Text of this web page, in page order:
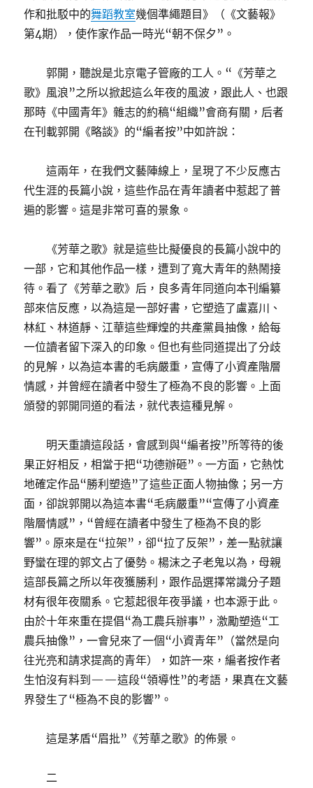
作和批駁中的舞蹈教室幾個準繩題目》（《文藝報》
第4期），使作家作品一時光“朝不保夕”。
郭開，聽說是北京電子管廠的工人。“《芳華之
歌》風浪”之所以掀起這么年夜的風波，跟此人、也跟
那時《中國青年》雜志的約稿“組織”會商有關，后者
在刊載郭開《略談》的“編者按”中如許說：
這兩年，在我們文藝陣線上，呈現了不少反應古
代生涯的長篇小說，這些作品在青年讀者中惹起了普
遍的影響。這是非常可喜的景象。
《芳華之歌》就是這些比擬優良的長篇小說中的
一部，它和其他作品一樣，遭到了寬大青年的熱鬧接
待。看了《芳華之歌》后，良多青年同道向本刊編纂
部來信反應，以為這是一部好書，它塑造了盧嘉川、
林紅、林道靜、江華這些輝煌的共產黨員抽像，給每
一位讀者留下深入的印象。但也有些同道提出了分歧
的見解，以為這本書的毛病嚴重，宣傳了小資產階層
情感，并曾經在讀者中發生了極為不良的影響。上面
頒發的郭開同道的看法，就代表這種見解。
明天重讀這段話，會感到與“編者按”所等待的後
果正好相反，相當于把“功德辦砸”。一方面，它熱忱
地確定作品“勝利塑造”了這些正面人物抽像；另一方
面，卻說郭開以為這本書“毛病嚴重”“宣傳了小資產
階層情感”，“曾經在讀者中發生了極為不良的影
響”。原來是在“拉架”，卻“拉了反架”，差一點就讓
野蠻在理的郭文占了優勢。楊沫之子老鬼以為，母親
這部長篇之所以年夜獲勝利，跟作品選擇常識分子題
材有很年夜關系。它惹起很年夜爭議，也本源于此。
由於十年來重在提倡“為工農兵辦事”，激勵塑造“工
農兵抽像”，一會兒來了一個“小資青年”（當然是向
往光亮和請求提高的青年），如許一來，編者按作者
生怕沒有料到——這段“領導性”的考語，果真在文藝
界發生了“極為不良的影響”。
這是茅盾“眉批”《芳華之歌》的佈景。
二